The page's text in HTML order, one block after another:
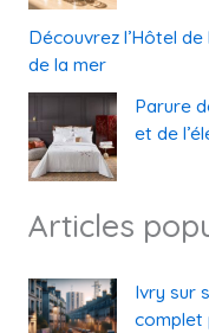
Découvrez l’Hôtel
de la mer
Parure
et de
Articles
Ivry sur
complet